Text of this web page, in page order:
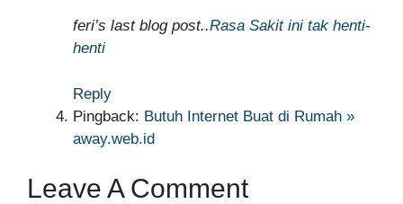
feri’s last blog post..Rasa Sakit ini tak henti-
henti
Reply
Pingback: Butuh Internet Buat di Rumah »
away.web.id
Leave A Comment